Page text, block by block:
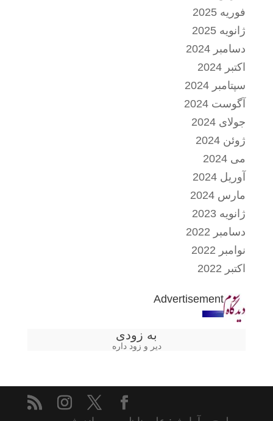
فوریه 2025
ژانویه 2025
دسامبر 2024
اکتبر 2024
سپتامبر 2024
آگوست 2024
جولای 2024
ژوئن 2024
می 2024
آوریل 2024
مارس 2024
ژانویه 2023
دسامبر 2022
نوامبر 2022
اکتبر 2022
Advertisement
به زودی
دیر و زود داره